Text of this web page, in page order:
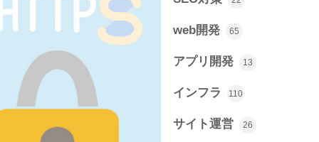
web開発 65
アプリ開発 13
インフラ 110
サイト運営 26